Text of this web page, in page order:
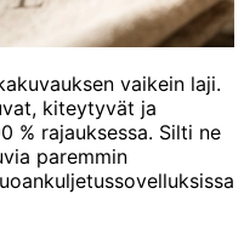
vaikein laji.
kiteytyvät ja
% rajauksessa. Silti ne
paremmin